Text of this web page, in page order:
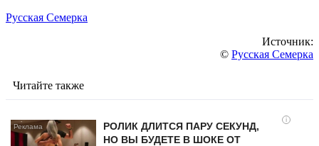
Русская Семерка
Источник:
© Русская Семерка
Читайте также
i
РОЛИК ДЛИТСЯ ПАРУ СЕКУНД,
НО ВЫ БУДЕТЕ В ШОКЕ ОТ